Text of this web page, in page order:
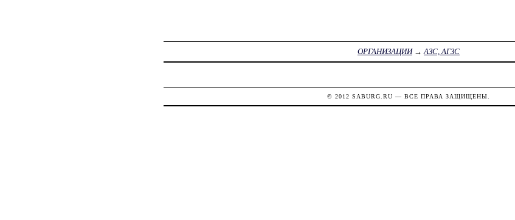
ОРГАНИЗАЦИИ→АЗС, АГЗС
© 2012 SABURG.RU — ВСЕ ПРАВА ЗАЩИЩЕНЫ.